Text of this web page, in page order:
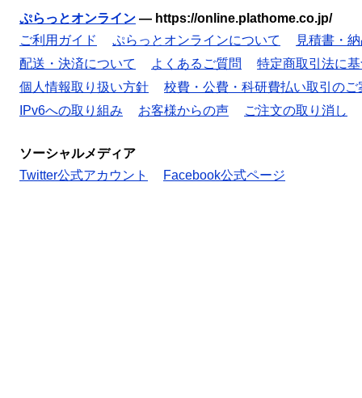
ぷらっとオンライン — https://online.plathome.co.jp/
ご利用ガイド
ぷらっとオンラインについて
見積書・
配送・決済について
よくあるご質問
特定商取引法に
個人情報取り扱い方針
校費・公費・科研費払い取引のご
IPv6への取り組み
お客様からの声 ご注文の取り消し
ソーシャルメディア
Twitter公式アカウント
Facebook公式ページ